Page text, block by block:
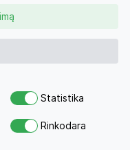
vietas lėktuve
iki kelionės
12 asmenų
laive yra
Statistika
Rinkodara